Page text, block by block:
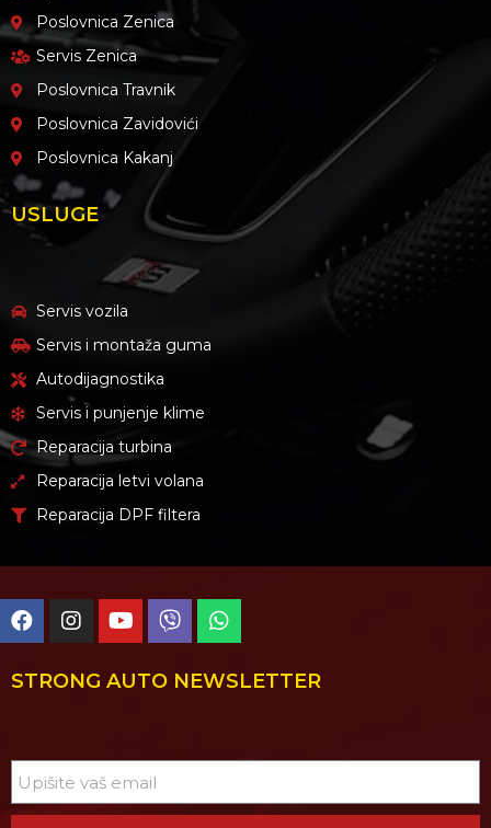
Poslovnica Zenica
Servis Zenica
Poslovnica Travnik
Poslovnica Zavidovići
Poslovnica Kakanj
USLUGE
Servis vozila
Servis i montaža guma
Autodijagnostika
Servis i punjenje klime
Reparacija turbina
Reparacija letvi volana
Reparacija DPF filtera
STRONG AUTO NEWSLETTER